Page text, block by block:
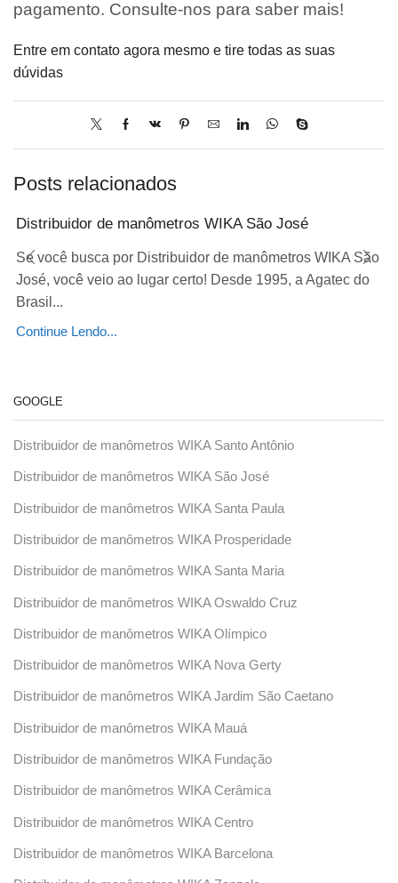
pagamento. Consulte-nos para saber mais!
Entre em contato agora mesmo e tire todas as suas
dúvidas
Posts relacionados
Distribuidor de manômetros WIKA São José
Se você busca por Distribuidor de manômetros WIKA São
José, você veio ao lugar certo! Desde 1995, a Agatec do
Brasil...
Continue Lendo...
GOOGLE
Distribuidor de manômetros WIKA Santo Antônio
Distribuidor de manômetros WIKA São José
Distribuidor de manômetros WIKA Santa Paula
Distribuidor de manômetros WIKA Prosperidade
Distribuidor de manômetros WIKA Santa Maria
Distribuidor de manômetros WIKA Oswaldo Cruz
Distribuidor de manômetros WIKA Olímpico
Distribuidor de manômetros WIKA Nova Gerty
Distribuidor de manômetros WIKA Jardim São Caetano
Distribuidor de manômetros WIKA Mauá
Distribuidor de manômetros WIKA Fundação
Distribuidor de manômetros WIKA Cerâmica
Distribuidor de manômetros WIKA Centro
Distribuidor de manômetros WIKA Barcelona